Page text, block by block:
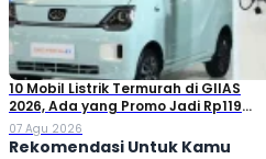
10 Mobil Listrik Termurah di GIIAS
2026, Ada yang Promo Jadi Rp119
Jutaan!
07 Agu 2026
Rekomendasi Untuk Kamu